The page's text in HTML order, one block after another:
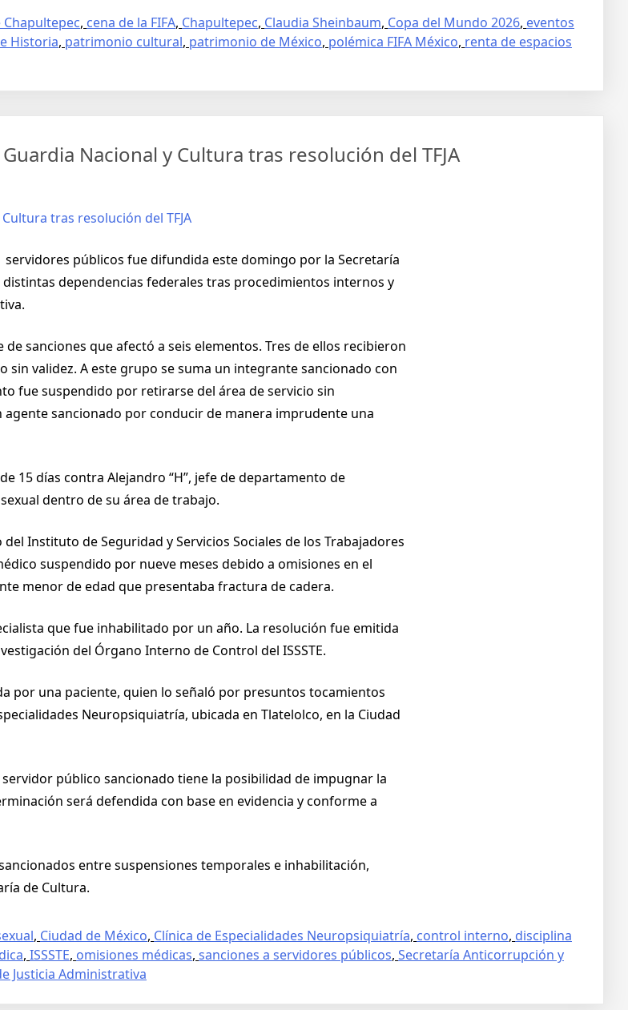
Chapultepec, cena de la FIFA, Chapultepec, Claudia Sheinbaum, Copa del Mundo 2026, eventos
Historia, patrimonio cultural, patrimonio de México, polémica FIFA México, renta de espacios
Nacional y Cultura tras resolución del TFJA
públicos fue difundida este domingo por la Secretaría
dependencias federales tras procedimientos internos y
sanciones que afectó a seis elementos. Tres de ellos recibieron
validez. A este grupo se suma un integrante sancionado con
fue suspendido por retirarse del área de servicio sin
sancionado por conducir de manera imprudente una
15 días contra Alejandro “H”, jefe de departamento de
dentro de su área de trabajo.
Instituto de Seguridad y Servicios Sociales de los Trabajadores
suspendido por nueve meses debido a omisiones en el
menor de edad que presentaba fractura de cadera.
que fue inhabilitado por un año. La resolución fue emitida
del Órgano Interno de Control del ISSSTE.
por una paciente, quien lo señaló por presuntos tocamientos
Neuropsiquiatría, ubicada en Tlatelolco, en la Ciudad
público sancionado tiene la posibilidad de impugnar la
será defendida con base en evidencia y conforme a
entre suspensiones temporales e inhabilitación,
de Cultura.
, Ciudad de México, Clínica de Especialidades Neuropsiquiatría, control interno, disciplina
, ISSSTE, omisiones médicas, sanciones a servidores públicos, Secretaría Anticorrupción y
Justicia Administrativa